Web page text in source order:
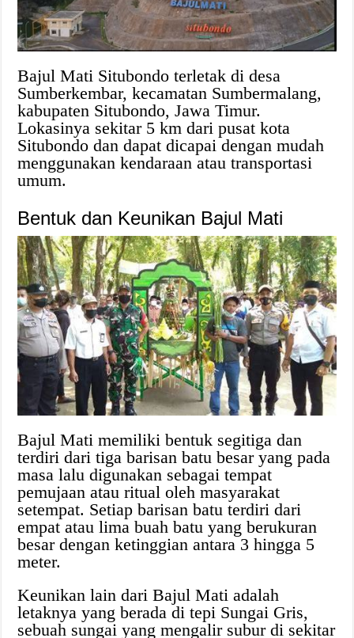
Bajul Mati Situbondo terletak di desa
Sumberkembar, kecamatan Sumbermalang,
kabupaten Situbondo, Jawa Timur.
Lokasinya sekitar 5 km dari pusat kota
Situbondo dan dapat dicapai dengan mudah
menggunakan kendaraan atau transportasi
umum.
Bentuk dan Keunikan Bajul Mati
Bajul Mati memiliki bentuk segitiga dan
terdiri dari tiga barisan batu besar yang pada
masa lalu digunakan sebagai tempat
pemujaan atau ritual oleh masyarakat
setempat. Setiap barisan batu terdiri dari
empat atau lima buah batu yang berukuran
besar dengan ketinggian antara 3 hingga 5
meter.
Keunikan lain dari Bajul Mati adalah
letaknya yang berada di tepi Sungai Gris,
sebuah sungai yang mengalir subur di sekitar